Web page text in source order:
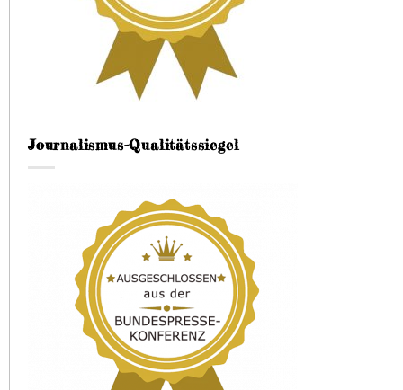
Journalismus-Qualitätssiegel